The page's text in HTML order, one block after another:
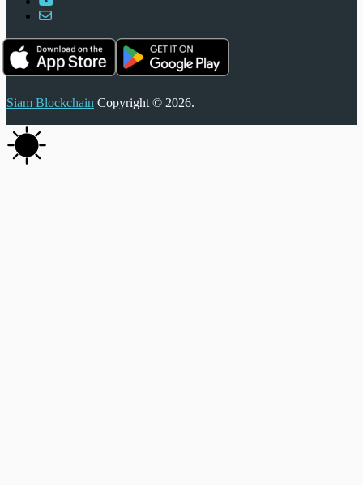
Siam Blockchain Copyright © 2026.